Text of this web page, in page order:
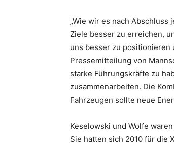
„Wie wir es nach
Ziele besser zu erreichen,
uns besser zu positionieren
Pressemitteilung von
starke Führungskräfte zu
zusammenarbeiten. Die
Fahrzeugen sollte neue
Keselowski und Wolfe
Sie hatten sich 2010 für die